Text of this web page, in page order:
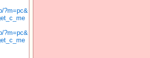
?m=pc&
?m=pc&